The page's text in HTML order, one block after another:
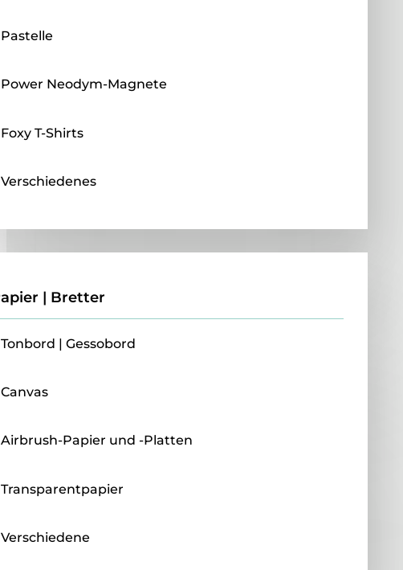
Pastelle
Power Neodym-Magnete
Foxy T-Shirts
Verschiedenes
| Bretter
Tonbord | Gessobord
Canvas
Airbrush-Papier und -Platten
Transparentpapier
Verschiedene